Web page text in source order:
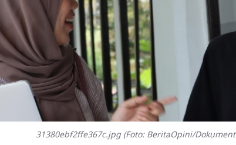
31380ebf2ffe367c.jpg (Foto: BeritaOpini/